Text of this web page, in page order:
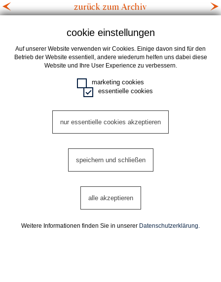
zurück zum Archiv
cookie einstellungen
Auf unserer Website verwenden wir Cookies. Einige davon sind für den
Betrieb der Website essentiell, andere wiederum helfen uns dabei diese
Website und Ihre User Experience zu verbessern.
marketing cookies
essentielle cookies
nur essentielle cookies akzeptieren
speichern und schließen
alle akzeptieren
Weitere Informationen finden Sie in unserer Datenschutzerklärung.